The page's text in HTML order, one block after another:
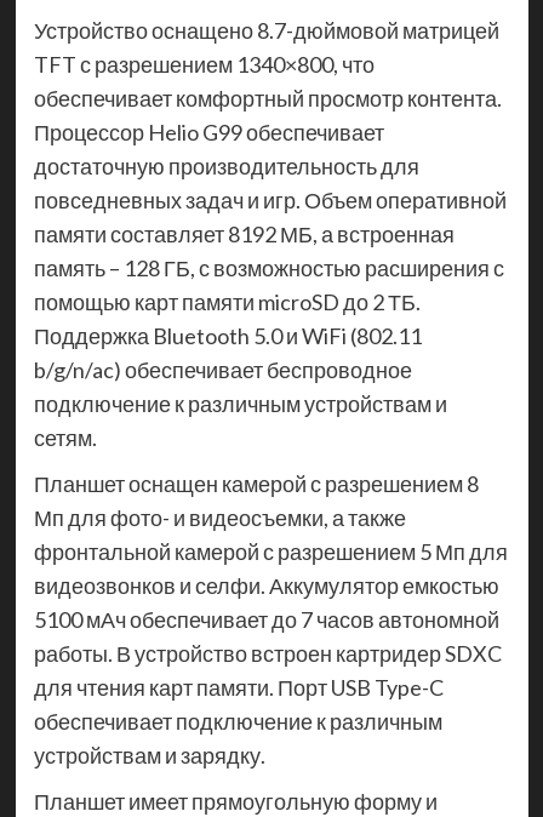
Устройство оснащено 8.7-дюймовой матрицей
TFT с разрешением 1340×800, что
обеспечивает комфортный просмотр контента.
Процессор Helio G99 обеспечивает
достаточную производительность для
повседневных задач и игр. Объем оперативной
памяти составляет 8192 МБ, а встроенная
память – 128 ГБ, с возможностью расширения с
помощью карт памяти microSD до 2 ТБ.
Поддержка Bluetooth 5.0 и WiFi (802.11
b/g/n/ac) обеспечивает беспроводное
подключение к различным устройствам и
сетям.
Планшет оснащен камерой с разрешением 8
Мп для фото- и видеосъемки, а также
фронтальной камерой с разрешением 5 Мп для
видеозвонков и селфи. Аккумулятор емкостью
5100 мАч обеспечивает до 7 часов автономной
работы. В устройство встроен картридер SDXC
для чтения карт памяти. Порт USB Type-C
обеспечивает подключение к различным
устройствам и зарядку.
Планшет имеет прямоугольную форму и